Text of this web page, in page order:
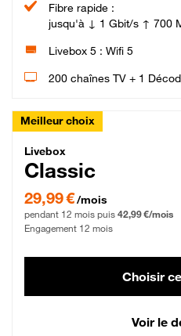
Fibre rapide :
jusqu'à ↓ 1 Gbit/s ↑ 700
Livebox 5 : Wifi 5
200 chaînes TV + 1
Meilleur choix
Livebox Classic
Livebox
Classic
29,99 € par mois pendant 12 mois
29,99 €/mois
pendant 12 mois puis 42,99 €/mois
Engagement 12 mois
Choisir
Voir le